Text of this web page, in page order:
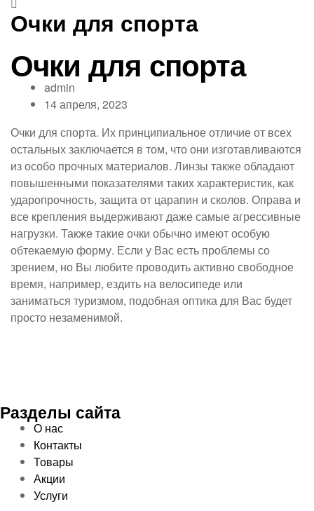
Очки для спорта
Очки для спорта
admin
14 апреля, 2023
Очки для спорта. Их принципиальное отличие от всех
остальных заключается в том, что они изготавливаются
из особо прочных материалов. Линзы также обладают
повышенными показателями таких характеристик, как
ударопрочность, защита от царапин и сколов. Оправа и
все крепления выдерживают даже самые агрессивные
нагрузки. Также такие очки обычно имеют особую
обтекаемую форму. Если у Вас есть проблемы со
зрением, но Вы любите проводить активно свободное
время, например, ездить на велосипеде или
заниматься туризмом, подобная оптика для Вас будет
просто незаменимой.
Разделы сайта
О нас
Контакты
Товары
Акции
Услуги